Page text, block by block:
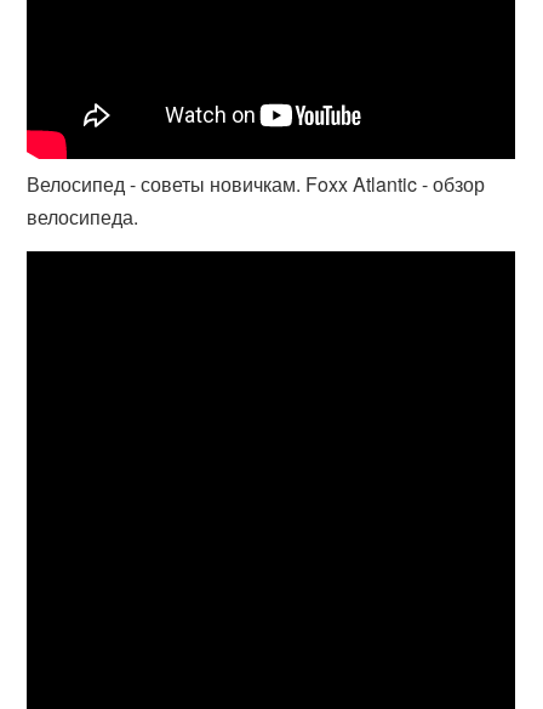
Велосипед - советы новичкам. Foxx Atlantic - обзор
велосипеда.